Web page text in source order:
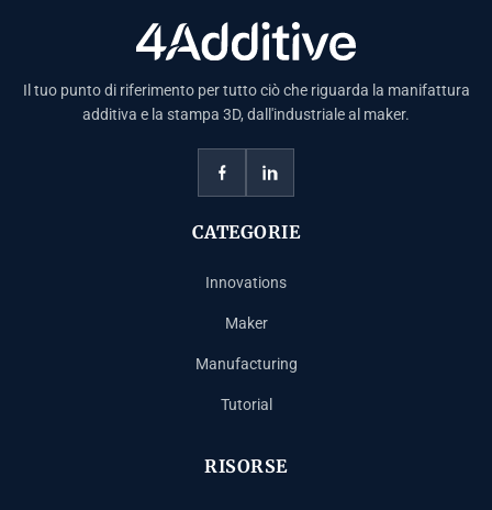
Il tuo punto di riferimento per tutto ciò che riguarda la manifattura
additiva e la stampa 3D, dall'industriale al maker.
CATEGORIE
Innovations
Maker
Manufacturing
Tutorial
RISORSE